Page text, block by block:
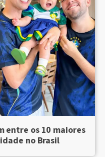
entre os 10 maiores
no Brasil